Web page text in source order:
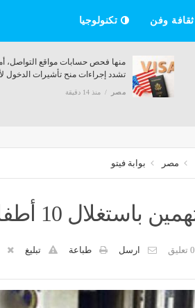
ثقافة وفن تكنولوجيا
شرط أساسي في اختيار رئيس
لحقوق الإنسان وأعضاء المجلس
مصر بوابة فيتو
0 تعليق ارسل طباعة تبليغ